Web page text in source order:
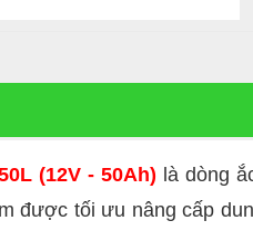
(12V - 50Ah) là dòng
được tối ưu nâng cấp